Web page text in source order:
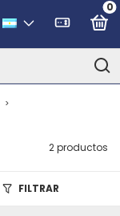
0
>
2 productos
FILTRAR